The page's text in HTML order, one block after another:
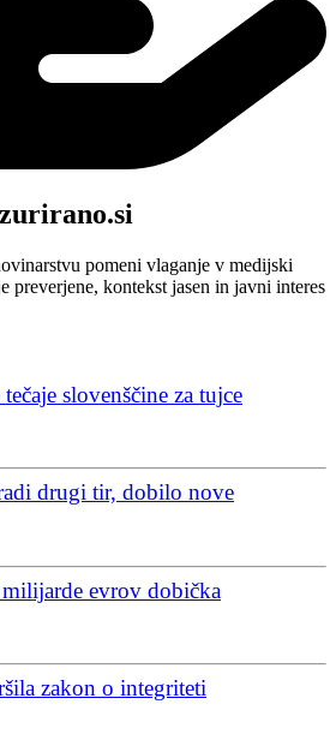
pomeni vlaganje v medijski
preverjene, kontekst jasen in javni interes
slovenščine za tujce
drugi tir, dobilo nove
evrov dobička
zakon o integriteti